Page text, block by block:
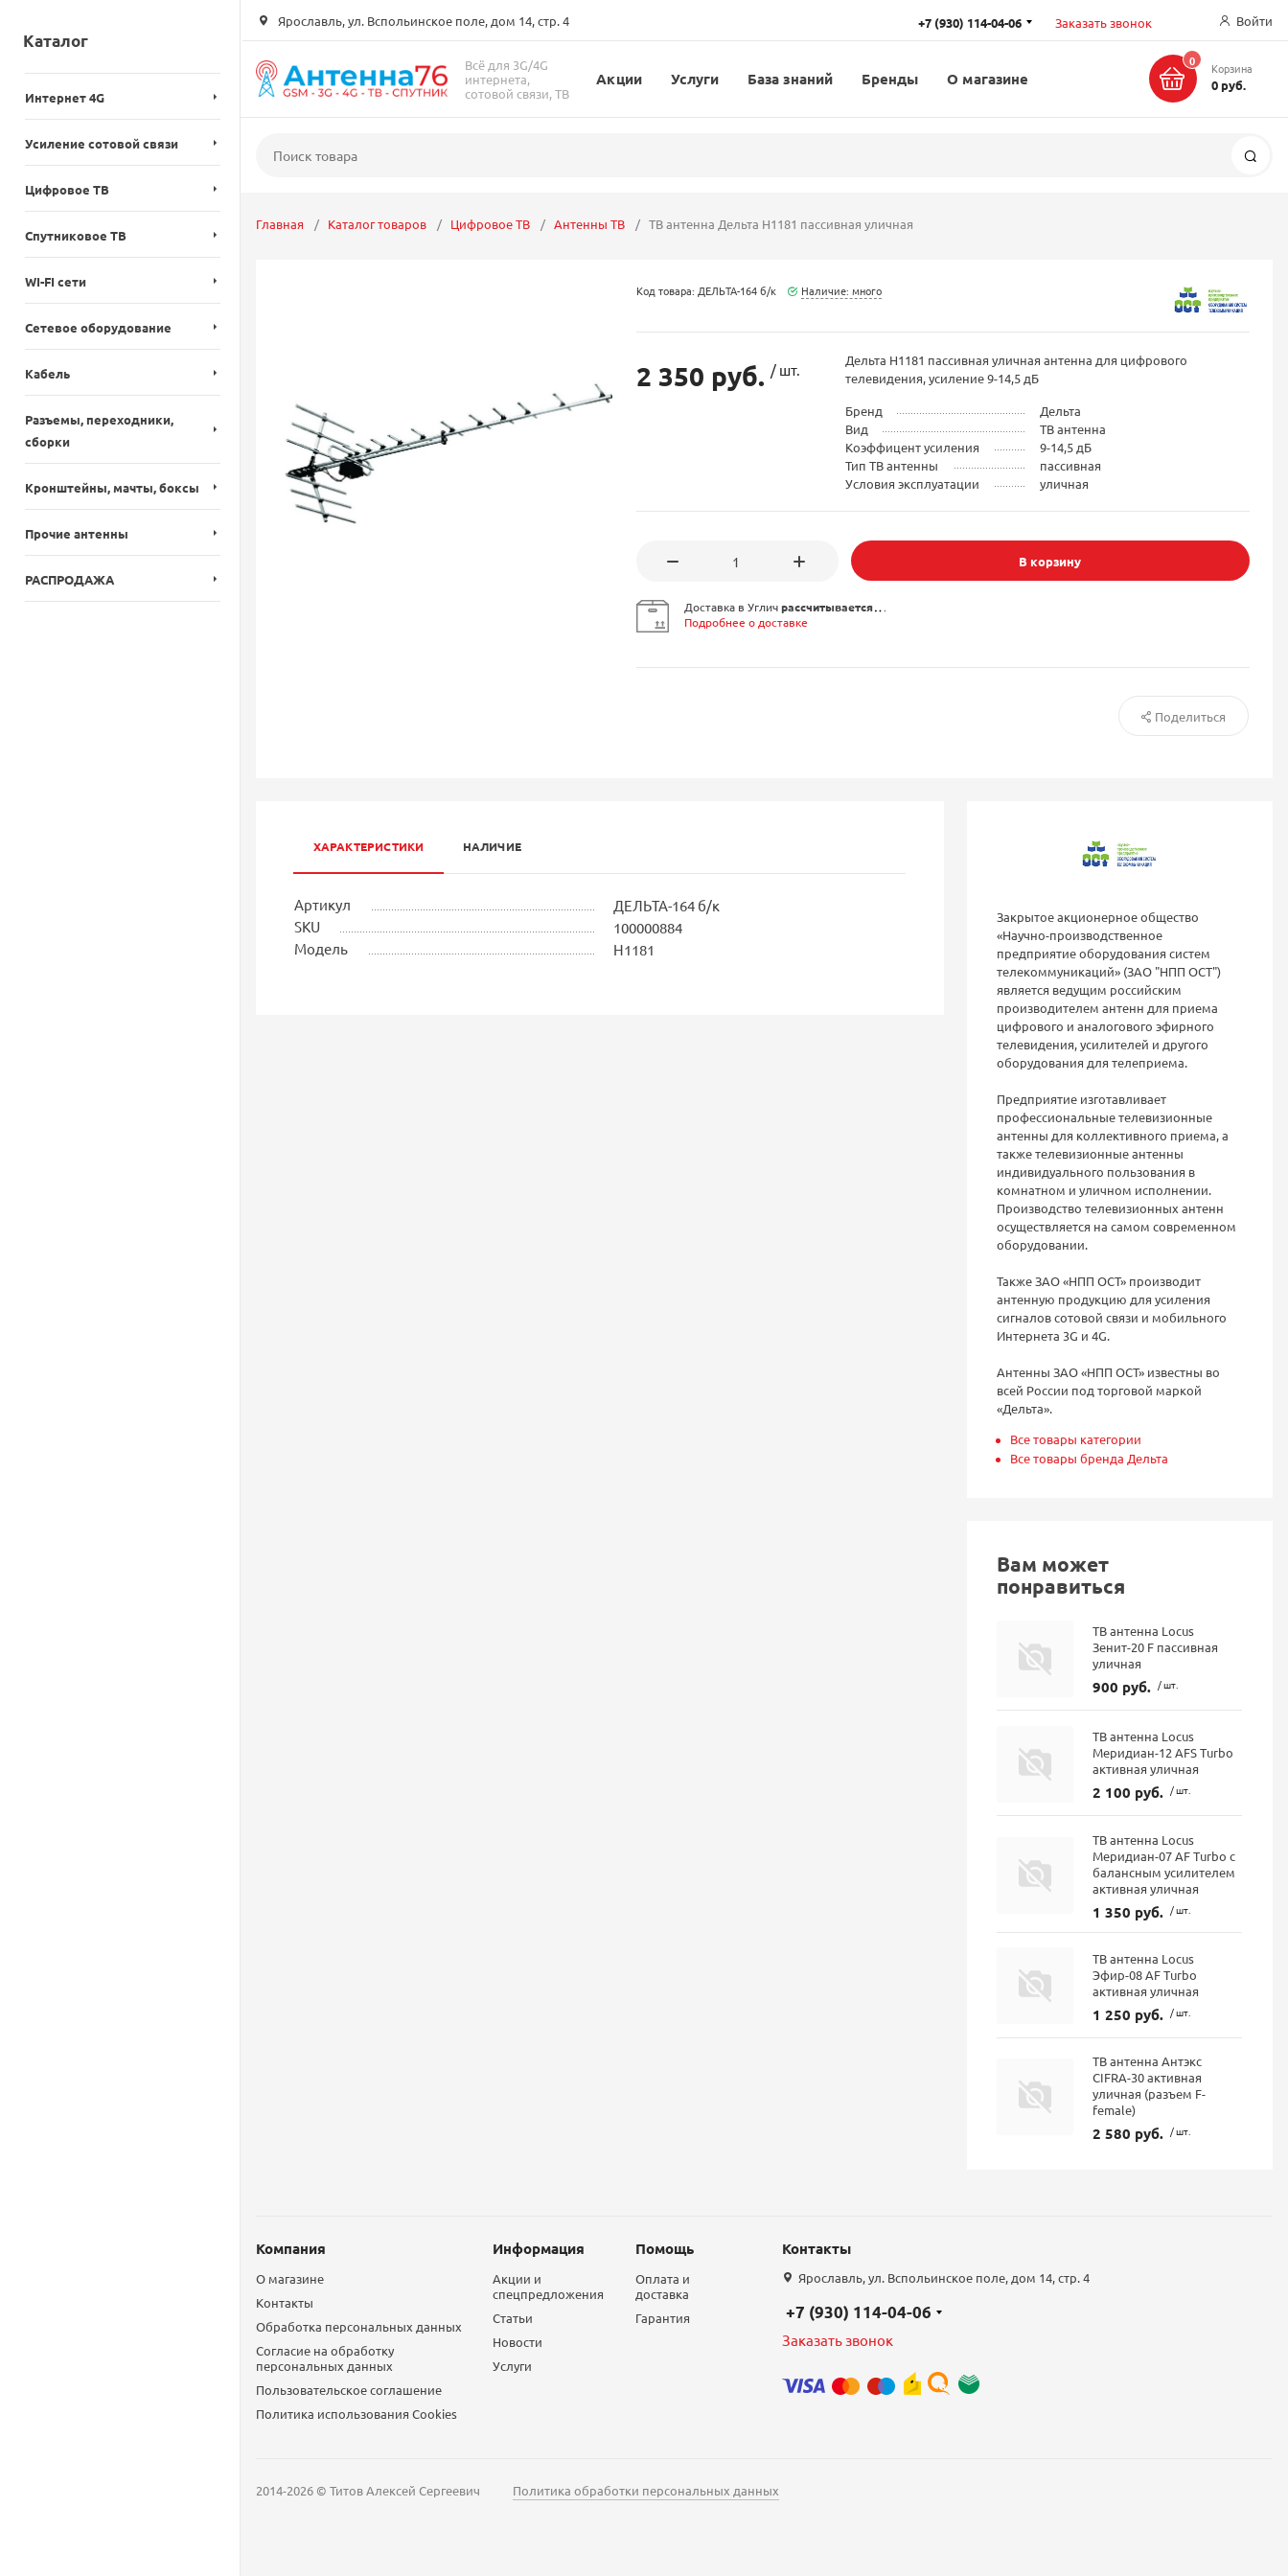
Ярославль, ул. Вспольинское поле, дом 14, стр. 4 +7 (930) 114-04-06 Заказать звонок Войти
Всё для 3G/4G
интернета,
сотовой связи, ТВ
Акции Услуги База знаний Бренды О магазине
0 Корзина
0 руб.
Каталог
Интернет 4G
Усиление сотовой связи
Цифровое ТВ
Спутниковое ТВ
WI-FI сети
Сетевое оборудование
Кабель
Разъемы, переходники,
сборки
Кронштейны, мачты, боксы
Прочие антенны
РАСПРОДАЖА
Главная Каталог товаров Цифровое ТВ Антенны ТВ ТВ антенна Дельта Н1181 пассивная уличная
Код товара: ДЕЛЬТА-164 б/к Наличие: много
2 350 руб. / шт.
Дельта Н1181 пассивная уличная антенна для цифрового
телевидения, усиление 9-14,5 дБ
Бренд
Дельта
Вид
ТВ антенна
Коэффицент усиления
9-14,5 дБ
Тип ТВ антенны
пассивная
Условия эксплуатации
уличная
В корзину
Доставка в Угличрассчитывается
Подробнее о доставке
Поделиться
ХАРАКТЕРИСТИКИ НАЛИЧИЕ
Артикул
ДЕЛЬТА-164 б/к
SKU
100000884
Модель
Н1181
Закрытое акционерное общество
«Научно-производственное
предприятие оборудования систем
телекоммуникаций» (ЗАО "НПП ОСТ")
является ведущим российским
производителем антенн для приема
цифрового и аналогового эфирного
телевидения, усилителей и другого
оборудования для телеприема.
Предприятие изготавливает
профессиональные телевизионные
антенны для коллективного приема, а
также телевизионные антенны
индивидуального пользования в
комнатном и уличном исполнении.
Производство телевизионных антенн
осуществляется на самом современном
оборудовании.
Также ЗАО «НПП ОСТ» производит
антенную продукцию для усиления
сигналов сотовой связи и мобильного
Интернета 3G и 4G.
Антенны ЗАО «НПП ОСТ» известны во
всей России под торговой маркой
«Дельта».
Все товары категории
Все товары бренда Дельта
Вам может
понравиться
ТВ антенна Locus
Зенит-20 F пассивная
уличная
900 руб. / шт.
ТВ антенна Locus
Меридиан-12 AFS Turbo
активная уличная
2 100 руб. / шт.
ТВ антенна Locus
Меридиан-07 AF Turbo с
балансным усилителем
активная уличная
1 350 руб. / шт.
ТВ антенна Locus
Эфир-08 AF Turbo
активная уличная
1 250 руб. / шт.
ТВ антенна Антэкс
CIFRA-30 активная
уличная (разъем F-
female)
2 580 руб. / шт.
Компания
О магазине
Контакты
Обработка персональных данных
Согласие на обработку
персональных данных
Пользовательское соглашение
Политика использования Сookies
Информация
Акции и
спецпредложения
Статьи
Новости
Услуги
Помощь
Оплата и
доставка
Гарантия
Контакты
Ярославль, ул. Вспольинское поле, дом 14, стр. 4
+7 (930) 114-04-06
Заказать звонок
2014-2026 © Титов Алексей Сергеевич Политика обработки персональных данных